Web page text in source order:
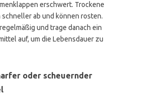
erschwert. Trockene
ab und können rosten.
und trage danach ein
auf, um die Lebensdauer zu
oder scheuernder